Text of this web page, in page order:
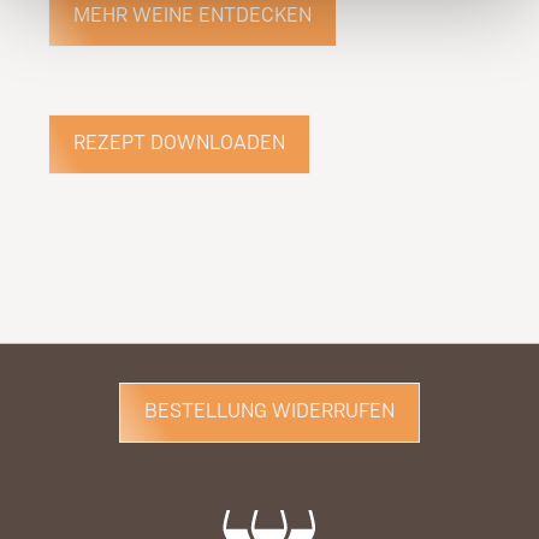
MEHR WEINE ENTDECKEN
REZEPT DOWNLOADEN
BESTELLUNG WIDERRUFEN